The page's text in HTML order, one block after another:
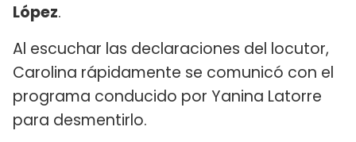
López.
Al escuchar las declaraciones del locutor,
Carolina rápidamente se comunicó con el
programa conducido por Yanina Latorre
para desmentirlo.